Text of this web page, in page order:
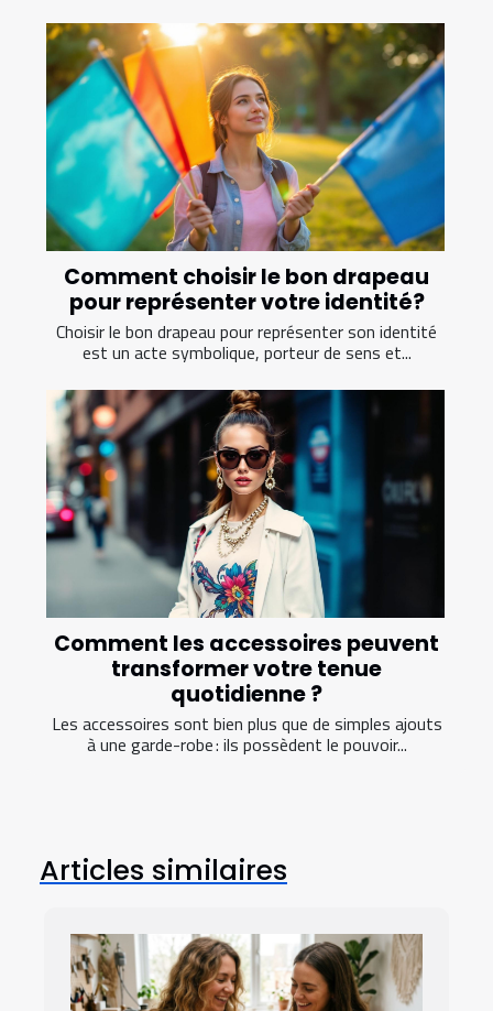
Comment choisir le bon drapeau
pour représenter votre identité?
Choisir le bon drapeau pour représenter son identité
est un acte symbolique, porteur de sens et...
Comment les accessoires peuvent
transformer votre tenue
quotidienne ?
Les accessoires sont bien plus que de simples ajouts
à une garde-robe : ils possèdent le pouvoir...
Articles similaires